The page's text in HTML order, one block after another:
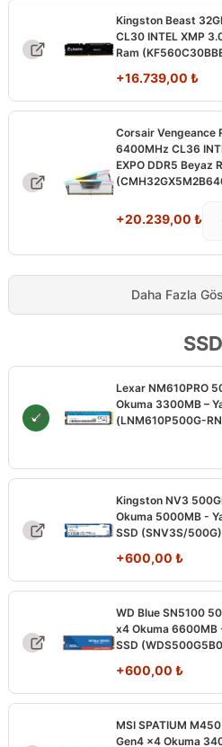
Kingston Beast
CL30 INTEL XMP
Ram
+16.739,00 ₺
Corsair Vengeance
6400MHz CL36
EXPO DDR5 Beyaz
+20.239,00 ₺
Daha Fazla
SSD
Lexar NM610PRO
Okuma 3300MB –
(LNM610P500G-
Kingston NV3
Okuma 5000MB -
SSD (SNV3S/500G)
+600,00 ₺
WD Blue SN5100
x4 Okuma 6600MB
SSD
+600,00 ₺
MSI SPATIUM
Gen4 x4 Okuma